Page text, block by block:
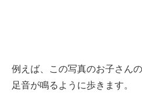
例えば、この写真のお子さん
足音が鳴るように歩きます。